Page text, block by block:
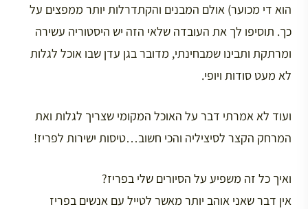
הוא די מכוער) אולם המבנים והקתדרלות יותר ממפצים על
כך. תוסיפו לך את העובדה שלאי הזה יש היסטוריה עשירה
ומרתקת ותבינו שמבחינתי, מדובר בגן עדן שבו אוכל לגלות
לא מעט סודות ויופי.
ועוד לא אמרתי דבר על האוכל המקומי שצריך לגלות ואת
המרחק הקצר לסיציליה והכי חשוב…טיסות ישירות לפריז!
ואיך כל זה משפיע על הסיורים שלי בפריז?
אין דבר שאני אוהב יותר מאשר לטייל עם אנשים בפריז